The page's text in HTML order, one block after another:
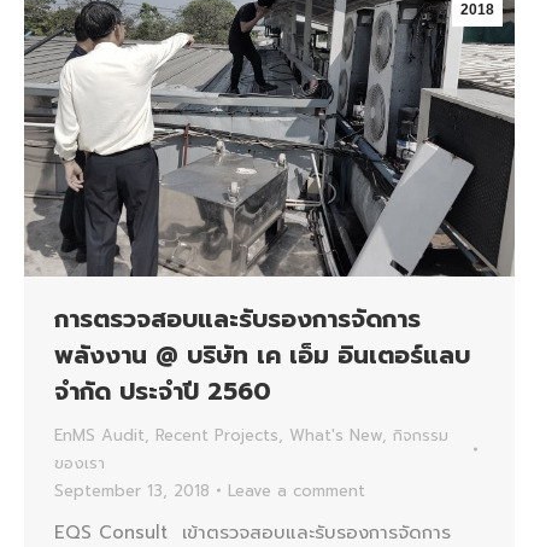
2018
การตรวจสอบและรับรองการจัดการ
พลังงาน @ บริษัท เค เอ็ม อินเตอร์แลบ
จํากัด ประจำปี 2560
EnMS Audit, Recent Projects, What's New, กิจกรรม
ของเรา
September 13, 2018
Leave a comment
EQS Consult เข้าตรวจสอบและรับรองการจัดการ